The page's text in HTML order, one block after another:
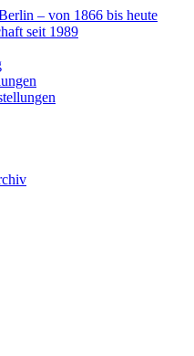
– von 1866 bis heute
seit 1989